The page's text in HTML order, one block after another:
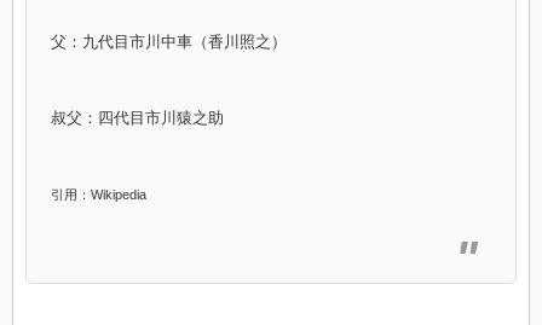
父：九代目市川中車（香川照之）
叔父：四代目市川猿之助
引用：Wikipedia